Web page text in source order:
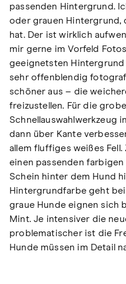
passenden Hintergrund.
oder grauen Hintergrund,
hat. Der ist wirklich
mir gerne im Vorfeld
geeignetsten Hintergrund
sehr offenblendig
schöner aus – die
freizustellen. Für die
Schnellauswahlwerkzeug
dann über Kante
allem fluffiges weißes
einen passenden
Schein hinter dem Hund
Hintergrundfarbe geht
graue Hunde eignen sich
Mint. Je intensiver die
problematischer ist die
Hunde müssen im Detail